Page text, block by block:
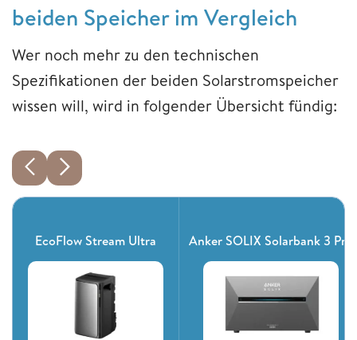
beiden Speicher im Vergleich
Wer noch mehr zu den technischen
Spezifikationen der beiden Solarstromspeicher
wissen will, wird in folgender Übersicht fündig:
EcoFlow Stream Ultra Anker SOLIX Solarbank 3 Pro